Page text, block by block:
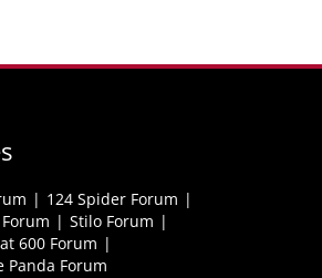
124 Spider Forum
Stilo Forum
600 Forum
Panda Forum